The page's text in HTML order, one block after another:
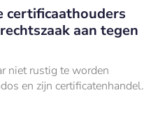
certificaathouders
aan tegen
niet rustig te worden
en zijn certificatenhandel.